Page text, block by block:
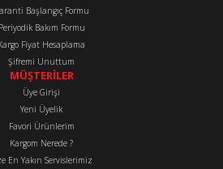
Başlangıç Formu
Periyodik Bakım Formu
Fiyat Hesaplama
Şifremi Unuttum
MÜŞTERİLER
Üye Girişi
Yeni Üyelik
Favori Ürünlerim
Kargom Nerede ?
En Yakın Servislerimiz